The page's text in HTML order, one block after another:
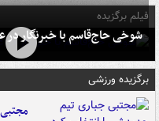
فیلم برگزیده
شوخی حاج‌قاسم با خبرنگار در
برگزیده ورزشی